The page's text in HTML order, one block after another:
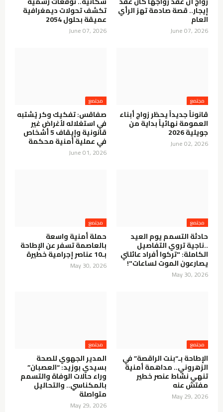
إيجار.. قصة صادمة تهز الرأي
العام
June 07, 2026
تكشف تحولات ديمغرافية
عميقة بحلول 2054
June 07, 2026
مجتمع
قانوناً جديداً يحظر زواج أبناء
العمومة نهائياً بداية من
جويلية 2026
June 02, 2026
مجتمع
صفاقس: تفكيك وكر يُشتبه
في استغلاله لأغراض غير
قانونية وإيقاف 5 أشخاص
في عملية أمنية محكمة
June 01, 2026
مجتمع
حادثة التسمم يوم العيد
..ناجية تروي التفاصيل
الكاملة: "تركوا أفراد عائلتي
يصارعون الموت لساعات"!
May 30, 2026
مجتمع
حملة أمنية واسعة
بالعاصمة تسفر عن الإطاحة
بـ10 عناصر إجرامية خطيرة
May 30, 2026
مجتمع
الإطاحة بـ“بنت الراقصة” في
الزهروني.. مداهمة أمنية
تنهي نشاط عنصر خطير
مفتش عنه
May 29, 2026
مجتمع
المدير الجهوي للصحة
بسيدي بوزيد: “العصبان”
وراء حالات الوفاة والتسمم
بالمكناسي.. والتحاليل
متواصلة
May 29, 2026